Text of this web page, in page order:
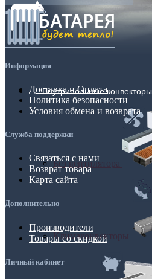
Внутрипольные конвекторы
Без вентилятора
Климаконвекторы
Информация
Доставка и Оплата
Политика безопасности
Условия обмена и возврата
Служба поддержки
Связаться с нами
Возврат товара
Карта сайта
Дополнительно
Производители
Товары со скидкой
Личный кабинет